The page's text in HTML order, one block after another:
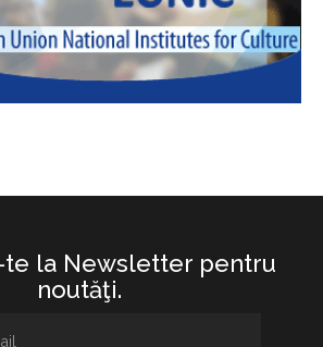
te la Newsletter pentru
noutăţi.